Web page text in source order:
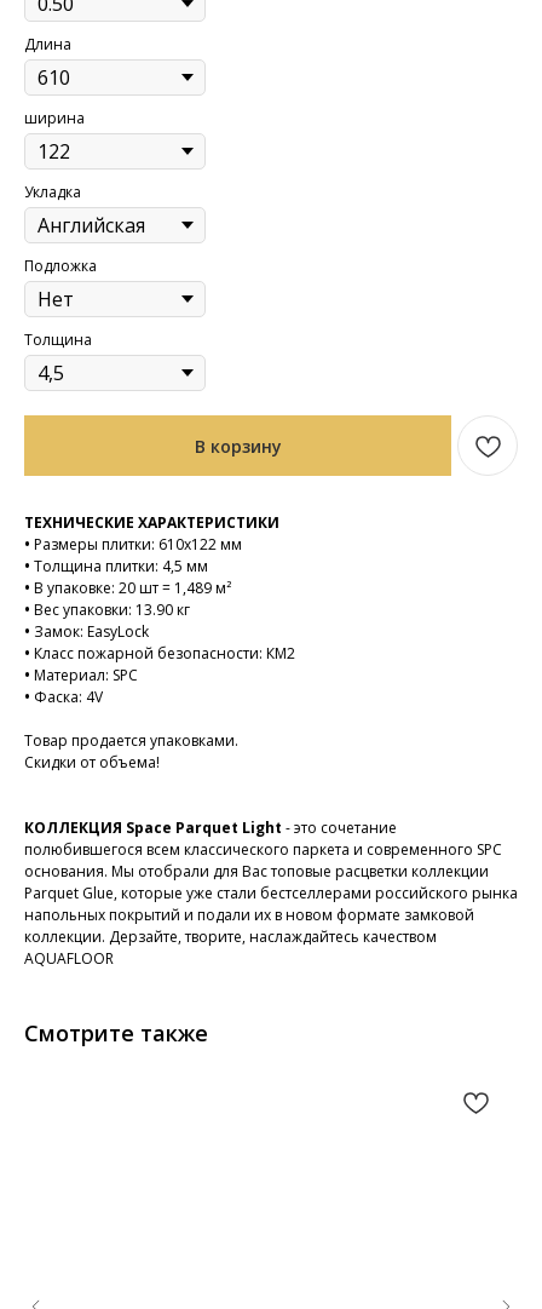
Длина
ширина
Укладка
Подложка
Толщина
В корзину
ТЕХНИЧЕСКИЕ ХАРАКТЕРИСТИКИ
• Размеры плитки: 610х122 мм
• Толщина плитки: 4,5 мм
• В упаковке: 20 шт = 1,489 м²
• Вес упаковки: 13.90 кг
• Замок: EasyLock
• Класс пожарной безопасности: КМ2
• Материал: SPC
• Фаска: 4V
Товар продается упаковками.
Скидки от объема!
КОЛЛЕКЦИЯ Space Parquet Light - это сочетание
полюбившегося всем классического паркета и современного SPC
основания. Мы отобрали для Вас топовые расцветки коллекции
Parquet Glue, которые уже стали бестселлерами российского рынка
напольных покрытий и подали их в новом формате замковой
коллекции. Дерзайте, творите, наслаждайтесь качеством
AQUAFLOOR
Смотрите также